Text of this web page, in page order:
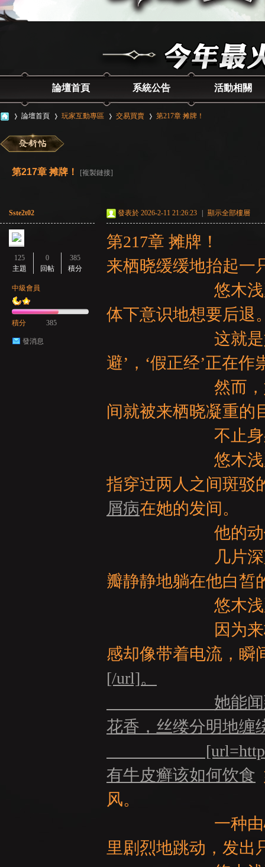
論壇首頁 系統公告 活動相關
»
論壇首頁
›
玩家互動專區 交易買賣 第217章 摊牌！
第217章 摊牌！ [複製鏈接]
Sste2t02
125
主題
0
回帖
385
積分
中級會員
積分 385
發消息
發表於 2026-2-11 21:26:23 顯示全部樓層
第217章 摊牌！
来栖晓缓缓地抬起一
悠木浅夏微微
体下意识地想要后退
这就是
避’，‘假正经’正在作
然而，她还没
间就被来栖晓凝重的
不止身躯定
悠木浅夏眸中
指穿过两人之间斑驳
屑病在她的发间。
他的动作极其
几片深蓝色的
瓣静静地躺在他白皙
悠木浅夏在这
因为来栖晓的
感却像带着电流，瞬
[/url]。
她能闻到男孩
花香，丝缕分明地缠
[url=http://
有牛皮癣该如何饮食
风。
一种由心而来
里剧烈地跳动，发出